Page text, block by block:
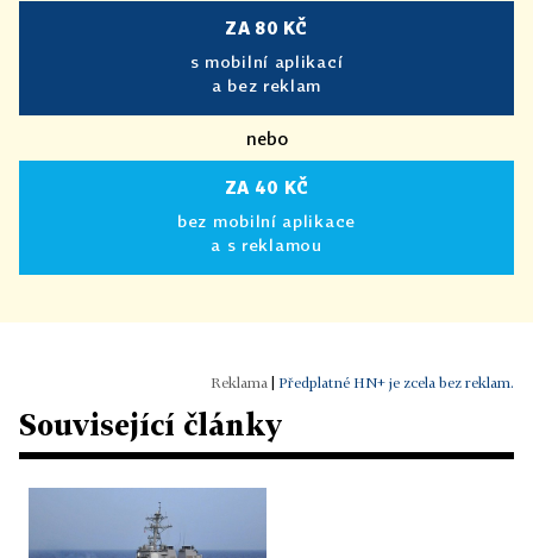
ZA 80 KČ
s mobilní aplikací
a bez reklam
nebo
ZA 40 KČ
bez mobilní aplikace
a s reklamou
Předplatné HN+ je zcela bez reklam.
Související články